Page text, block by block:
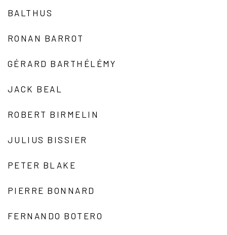
BALTHUS
RONAN BARROT
GÉRARD BARTHÉLÉMY
JACK BEAL
ROBERT BIRMELIN
JULIUS BISSIER
PETER BLAKE
PIERRE BONNARD
FERNANDO BOTERO